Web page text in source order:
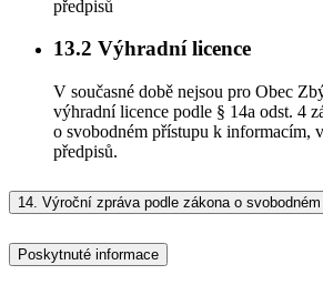
předpisů
13.2 Výhradní licence
V současné době nejsou pro Obec
výhradní licence podle § 14a odst. 4
o svobodném přístupu k informacím,
předpisů.
14. Výroční zpráva podle zákona o
Poskytnuté informace